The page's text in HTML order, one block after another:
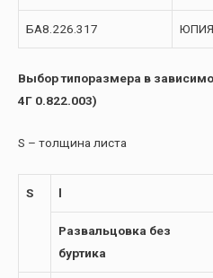
БА8.226.317
Выбор типоразмера в
4Г 0.822.003)
S – толщина листа
S l
Развальцовка без
буртика